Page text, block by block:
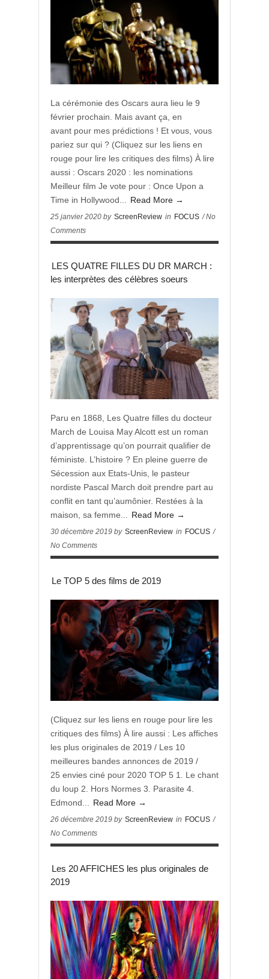
La cérémonie des Oscars aura lieu le 9
février prochain. Mais avant ça, en
avant pour mes prédictions ! Et vous, vous
pariez sur qui ? (Cliquez sur les liens en
rouge pour lire les critiques des films) À lire
aussi : Oscars 2020 : les nominations
Meilleur film Je vote pour : Once Upon a
Time in Hollywood...
Read More →
25 janvier 2020 by ScreenReview in FOCUS / No
Comments
LES QUATRE FILLES DU DR MARCH :
les interprètes des célèbres soeurs
Paru en 1868, Les Quatre filles du docteur
March de Louisa May Alcott est un roman
d’apprentissage qu’on pourrait qualifier de
féministe. L’histoire ? En pleine guerre de
Sécession aux Etats-Unis, le pasteur
nordiste Pascal March doit prendre part au
conflit en tant qu’aumônier. Restées à la
maison, sa femme...
Read More →
30 décembre 2019 by ScreenReview in FOCUS /
No Comments
Le TOP 5 des films de 2019
(Cliquez sur les liens en rouge pour lire les
critiques des films) À lire aussi : Les affiches
les plus originales de 2019 / Les 10
meilleures bandes annonces de 2019 /
25 envies ciné pour 2020 TOP 5 1. Le chant
du loup 2. Hors Normes 3. Parasite 4.
Edmond...
Read More →
26 décembre 2019 by ScreenReview in FOCUS /
No Comments
Les 20 AFFICHES les plus originales de
2019